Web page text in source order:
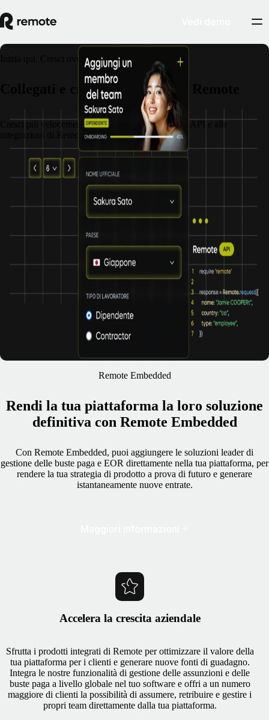
Inizia qui. Cresci ovunque.
Collegati e cresci con le API di Remote
Cresci più velocemente e con più forza grazie alle API e alle
integrazioni di Remote.
Remote Embedded
Rendi la tua piattaforma la loro soluzione
definitiva con Remote Embedded
Con Remote Embedded, puoi aggiungere le soluzioni leader di
gestione delle buste paga e EOR direttamente nella tua piattaforma, per
rendere la tua strategia di prodotto a prova di futuro e generare
istantaneamente nuove entrate.
Accelera la crescita aziendale
Sfrutta i prodotti integrati di Remote per ottimizzare il valore della
tua piattaforma per i clienti e generare nuove fonti di guadagno.
Integra le nostre funzionalità di gestione delle assunzioni e delle
buste paga a livello globale nel tuo software e offri a un numero
maggiore di clienti la possibilità di assumere, retribuire e gestire i
propri team direttamente dalla tua piattaforma.